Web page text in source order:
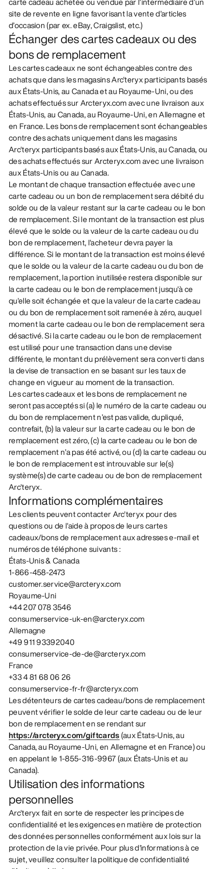
site de revente en ligne favorisant la vente d’articles
d’occasion (par ex. eBay, Craigslist, etc.)
Échanger des cartes cadeaux ou des
bons de remplacement
Les cartes cadeaux ne sont échangeables contre des
achats que dans les magasins Arc'teryx participants basés
aux États-Unis, au Canada et au Royaume-Uni, ou des
achats effectués sur Arcteryx.com avec une livraison aux
États-Unis, au Canada, au Royaume-Uni, en Allemagne et
en France. Les bons de remplacement sont échangeables
contre des achats uniquement dans les magasins
Arc'teryx participants basés aux États-Unis, au Canada, ou
des achats effectués sur Arcteryx.com avec une livraison
aux États-Unis ou au Canada.
Le montant de chaque transaction effectuée avec une
carte cadeau ou un bon de remplacement sera débité du
solde ou de la valeur restant sur la carte cadeau ou le bon
de remplacement. Si le montant de la transaction est plus
élevé que le solde ou la valeur de la carte cadeau ou du
bon de remplacement, l'acheteur devra payer la
différence. Si le montant de la transaction est moins élevé
que le solde ou la valeur de la carte cadeau ou du bon de
remplacement, la portion inutilisée restera disponible sur
la carte cadeau ou le bon de remplacement jusqu'à ce
qu'elle soit échangée et que la valeur de la carte cadeau
ou du bon de remplacement soit ramenée à zéro, auquel
moment la carte cadeau ou le bon de remplacement sera
désactivé. Si la carte cadeau ou le bon de remplacement
est utilisé pour une transaction dans une devise
différente, le montant du prélèvement sera converti dans
la devise de transaction en se basant sur les taux de
change en vigueur au moment de la transaction.
Les cartes cadeaux et les bons de remplacement ne
seront pas acceptés si (a) le numéro de la carte cadeau ou
du bon de remplacement n’est pas valide, dupliqué,
contrefait, (b) la valeur sur la carte cadeau ou le bon de
remplacement est zéro, (c) la carte cadeau ou le bon de
remplacement n’a pas été activé, ou (d) la carte cadeau ou
le bon de remplacement est introuvable sur le(s)
système(s) de carte cadeau ou de bon de remplacement
Arc'teryx.
Informations complémentaires
Les clients peuvent contacter Arc'teryx pour des
questions ou de l'aide à propos de leurs cartes
cadeaux/bons de remplacement aux adresses e-mail et
numéros de téléphone suivants :
États-Unis & Canada
1-866-458-2473
customer.service@arcteryx.com
Royaume-Uni
+44 207 078 3546
consumerservice-uk-en@arcteryx.com
Allemagne
+49 911 93392040
consumerservice-de-de@arcteryx.com
France
+33 4 81 68 06 26
consumerservice-fr-fr@arcteryx.com
Les détenteurs de cartes cadeau/bons de remplacement
peuvent vérifier le solde de leur carte cadeau ou de leur
bon de remplacement en se rendant sur
https://arcteryx.com/giftcards(aux États-Unis, au
Canada, au Royaume-Uni, en Allemagne et en France) ou
en appelant le 1-855-316-9967 (aux États-Unis et au
Canada).
Utilisation des informations
personnelles
Arc'teryx fait en sorte de respecter les principes de
confidentialité et les exigences en matière de protection
des données personnelles conformément aux lois sur la
protection de la vie privée. Pour plus d'informations à ce
sujet, veuillez consulter la politique de confidentialité